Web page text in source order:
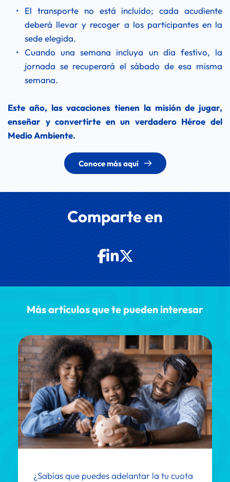
El transporte no está incluido; cada acudiente
deberá llevar y recoger a los participantes en la
sede elegida.
Cuando una semana incluya un día festivo, la
jornada se recuperará el sábado de esa misma
semana.
Este año, las vacaciones tienen la misión de jugar,
enseñar y convertirte en un verdadero Héroe del
Medio Ambiente.
Conoce más aquí
Comparte en
Más artículos que te pueden interesar
¿Sabías que puedes adelantar la tu cuota